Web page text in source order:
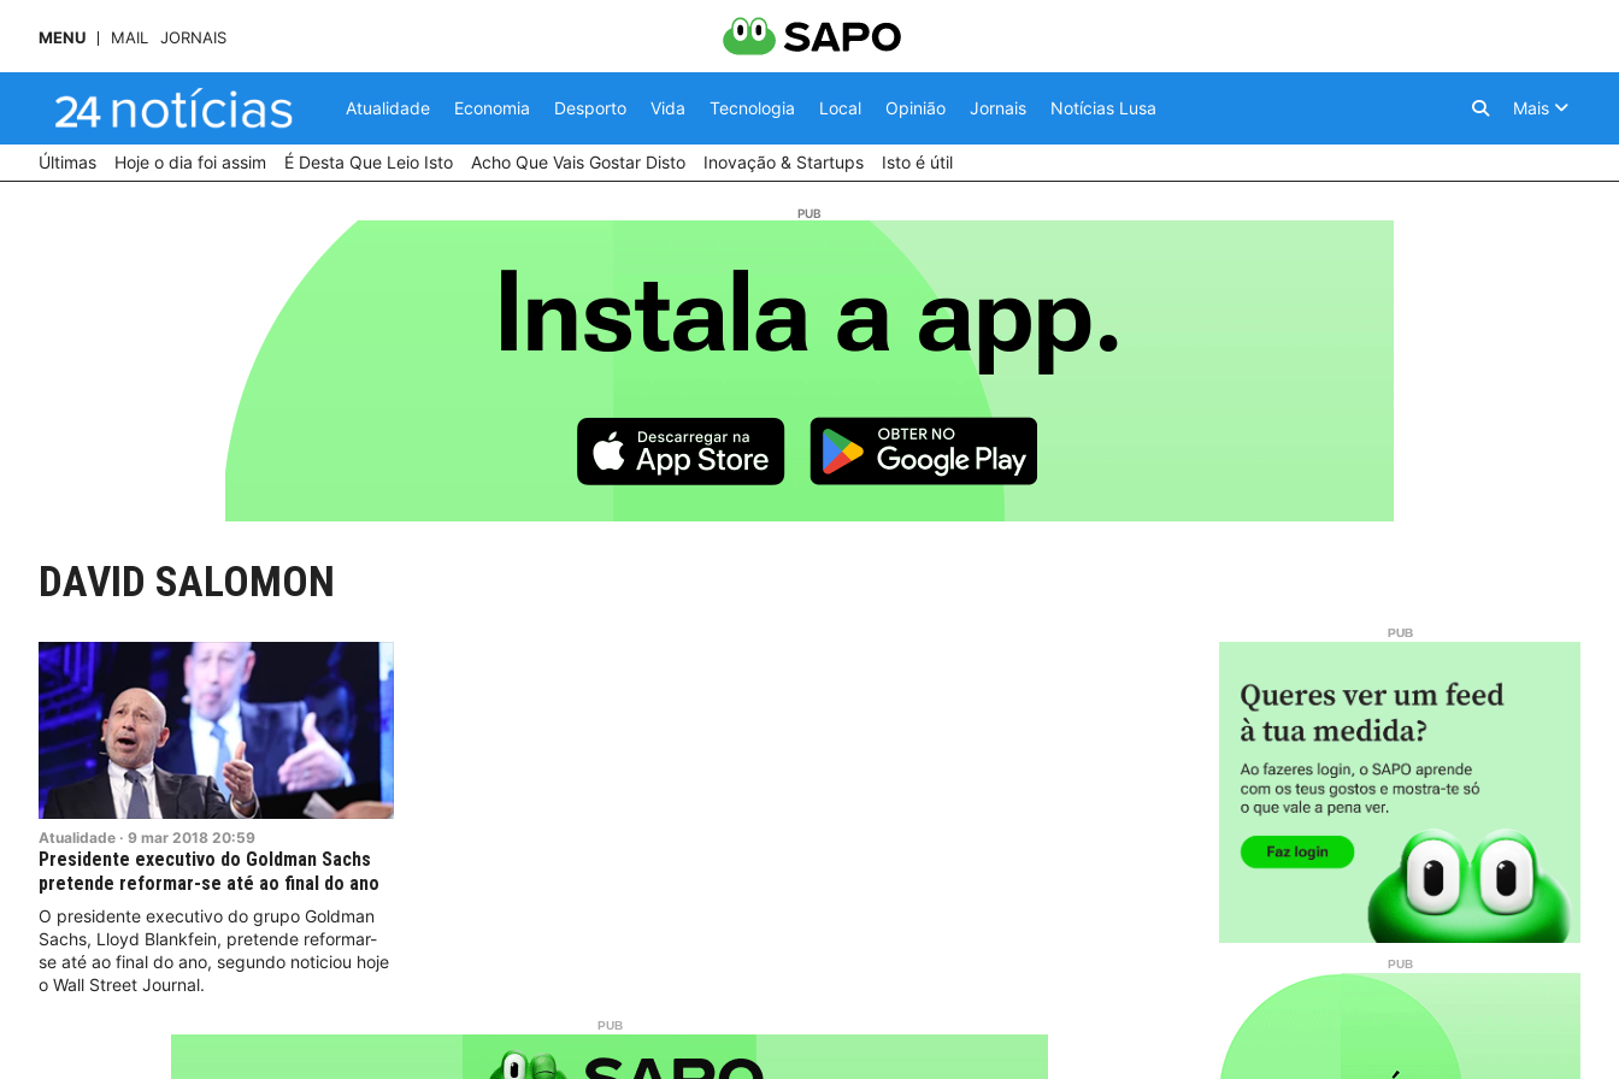
MENU MAIL JORNAIS
Atualidade Economia Desporto Vida Tecnologia Local Opinião Jornais Notícias Lusa Mais
Últimas Hoje o dia foi assim É Desta Que Leio Isto Acho Que Vais Gostar Disto Inovação & Startups Isto é útil
DAVID SALOMON
Atualidade · 9 mar 2018 20:59
Presidente executivo do Goldman Sachs
pretende reformar-se até ao final do ano
O presidente executivo do grupo Goldman
Sachs, Lloyd Blankfein, pretende reformar-
se até ao final do ano, segundo noticiou hoje
o Wall Street Journal.